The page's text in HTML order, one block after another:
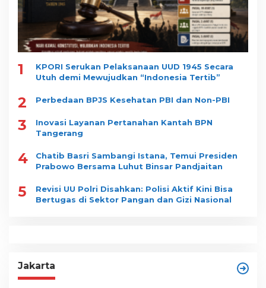
1
KPORI Serukan Pelaksanaan UUD 1945 Secara
Utuh demi Mewujudkan “Indonesia Tertib”
2 Perbedaan BPJS Kesehatan PBI dan Non-PBI
3
Inovasi Layanan Pertanahan Kantah BPN
Tangerang
4
Chatib Basri Sambangi Istana, Temui Presiden
Prabowo Bersama Luhut Binsar Pandjaitan
5
Revisi UU Polri Disahkan: Polisi Aktif Kini Bisa
Bertugas di Sektor Pangan dan Gizi Nasional
Jakarta